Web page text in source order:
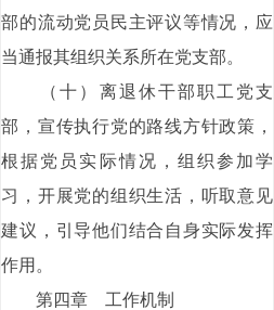
部的流动党员民主评议等情况，应
当通报其组织关系所在党支部。
（十）离退休干部职工党支
部，宣传执行党的路线方针政策，
根据党员实际情况，组织参加学
习，开展党的组织生活，听取意见
建议，引导他们结合自身实际发挥
作用。
第四章 工作机制